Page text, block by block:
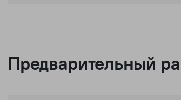
Предварительный